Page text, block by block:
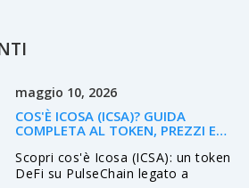
maggio 10, 2026
COS'È ICOSA (ICSA)? GUIDA
COMPLETA AL TOKEN, PREZZI E
Scopri cos'è Icosa (ICSA): un token
DeFi su PulseChain legato a